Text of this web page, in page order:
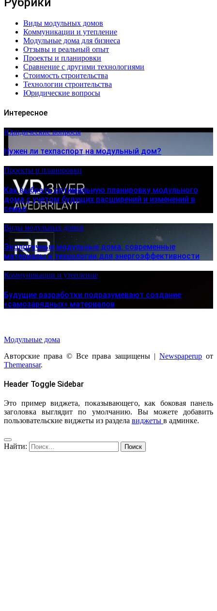
Виды модульных домов
Коммуникации и утепление
Модульные дома для бизнеса
Отзывы и реальный опыт
Проекты и планировки
Сравнение с другими технологиями
Стоимость строительства
Технологии строительства
Юридические вопросы
Интересное
Юридические вопросы
Нужен ли техпаспорт на модульный дом?
Проекты и планировки
Как выбрать оптимальную планировку модульного
дома с учетом будущих расширений и изменений в
семье
Виды модульных домов
Экологичные модульные дома: современные
материалы и технологии для энергоэффективности
Коммуникации и утепление
Будущие разработки подразумевают создание
«самозарядных» материалов
Модульные дома
Авторские права © Все права защищены | Newspaperup от
Themeansar.
Header Toggle Sidebar
Это пример виджета, показывающего, как боковая панель
заголовка выглядит по умолчанию. Вы можете добавить
пользовательские виджеты из раздела виджеты в админке.
Найти: